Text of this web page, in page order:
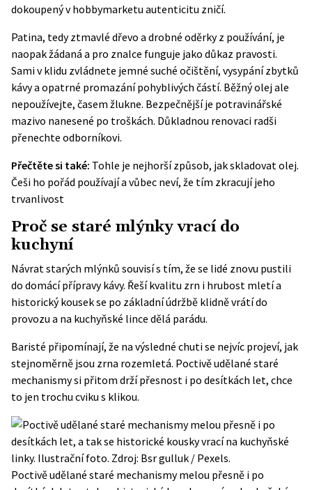
dokoupený v hobbymarketu autenticitu zničí.
Patina, tedy ztmavlé dřevo a drobné oděrky z používání, je
naopak žádaná a pro znalce funguje jako důkaz pravosti.
Sami v klidu zvládnete jemné suché očištění, vysypání zbytků
kávy a opatrné promazání pohyblivých částí. Běžný olej ale
nepoužívejte, časem žlukne. Bezpečnější je potravinářské
mazivo nanesené po troškách. Důkladnou renovaci radši
přenechte odborníkovi.
Přečtěte si také: Tohle je nejhorší způsob, jak skladovat olej.
Češi ho pořád používají a vůbec neví, že tím zkracují jeho
trvanlivost
Proč se staré mlýnky vrací do
kuchyní
Návrat starých mlýnků souvisí s tím, že se lidé znovu pustili
do domácí přípravy kávy. Řeší kvalitu zrn i hrubost mletí a
historický kousek se po základní údržbě klidně vrátí do
provozu a na kuchyňské lince dělá parádu.
Baristé připomínají, že na výsledné chuti se nejvíc projeví, jak
stejnoměrně jsou zrna rozemletá. Poctivě udělané staré
mechanismy si přitom drží přesnost i po desítkách let, chce
to jen trochu cviku s klikou.
Poctivě udělané staré mechanismy melou přesně i po